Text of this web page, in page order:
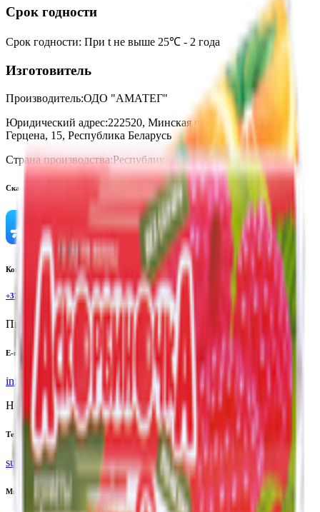
Срок годности
Срок годности: При t не выше 25℃ - 2 года
Изготовитель
Производитель:ОДО "АМАТЕГ"
Юридический адрес:222520, Минская обл., г. Борисов, ул.
Герцена, 15, Республика Беларусь
Страна производства:Республика Беларусь
Скачать приложение
Контактный телефон
+375(29)6875999
Пн-Пт: 8:00 - 17:00
E-mail
info@yoda.by
Не для электронных обращений
Тех. поддержка
support@yoda.by
Мы в соцсетях